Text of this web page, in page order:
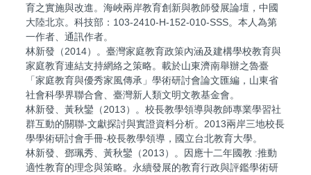
育之實施與改進。海峽兩岸教育創新與教師發展論壇，中國
大陸北京。科技部：103-2410-H-152-010-SSS。本人為第
一作者、通訊作者。
林新發（2014）。臺灣家庭教育政策內涵及建構學校教育與
家庭教育連結支持網絡之策略。載於山東濟南舉辦之魯臺
「家庭教育與優秀家風傳承」學術研討會論文匯編，山東省
社會科學界聯合會、臺灣新人類文明文教基金會。
林新發、黃秋鑾（2013）。校長教學領導與教師專業學習社
群互動的關聯-文獻探討與實證資料分析。2013兩岸三地校長
學學術研討會手冊-校長教學領導，國立台北教育大學。
林新發、鄧珮秀、黃秋鑾（2013）。因應十二年國教 :推動
適性教育的理念與策略。永續發展的教育行政與評鑑學術研